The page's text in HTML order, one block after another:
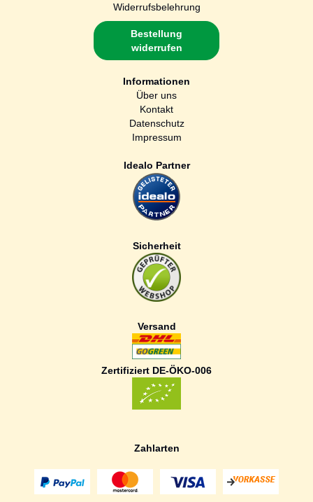
Widerrufsbelehrung
Bestellung
widerrufen
Informationen
Über uns
Kontakt
Datenschutz
Impressum
Idealo Partner
Sicherheit
Versand
Zertifiziert DE-ÖKO-006
Zahlarten